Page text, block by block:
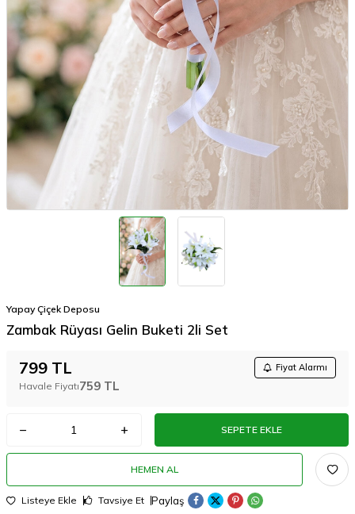
Yapay Çiçek Deposu
Zambak Rüyası Gelin Buketi 2li Set
799 TL Fiyat Alarmı
Havale Fiyatı759 TL
SEPETE EKLE
HEMEN AL
Listeye Ekle Tavsiye Et Paylaş